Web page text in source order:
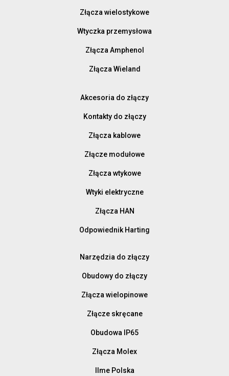
Złącza wielostykowe
Wtyczka przemysłowa
Złącza Amphenol
Złącza Wieland
Akcesoria do złączy
Kontakty do złączy
Złącza kablowe
Złącze modułowe
Złącza wtykowe
Wtyki elektryczne
Złącza HAN
Odpowiednik Harting
Narzędzia do złączy
Obudowy do złączy
Złącza wielopinowe
Złącze skręcane
Obudowa IP65
Złącza Molex
Ilme Polska